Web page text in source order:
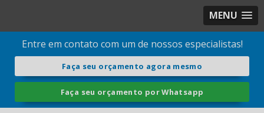
MENU
Entre em contato com um de nossos especialistas!
Faça seu orçamento agora mesmo
Faça seu orçamento por Whatsapp